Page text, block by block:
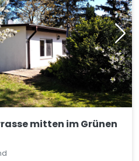
mitten im Grünen